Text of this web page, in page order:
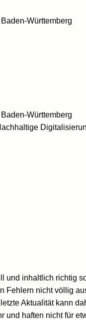
Württemberg
Württemberg
und inhaltlich richtig
Fehlern nicht völlig
Aktualität kann
und haften nicht für